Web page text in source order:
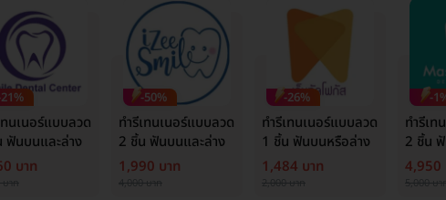
ทนเนอร์แบบลวด
ฟันบนและล่าง
บาท
-50%
ทำรีเทนเนอร์แบบลวด
2 ชิ้น ฟันบนและล่าง
1,990 บาท
-26%
ทำรีเทนเนอร์แบบลวด
1 ชิ้น ฟันบนหรือล่าง
1,484 บาท
-
ทำรีเท
2 ชิ้น
4,950